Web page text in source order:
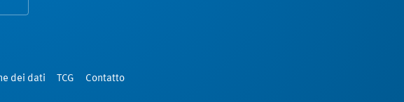
dei dati TCG Contatto